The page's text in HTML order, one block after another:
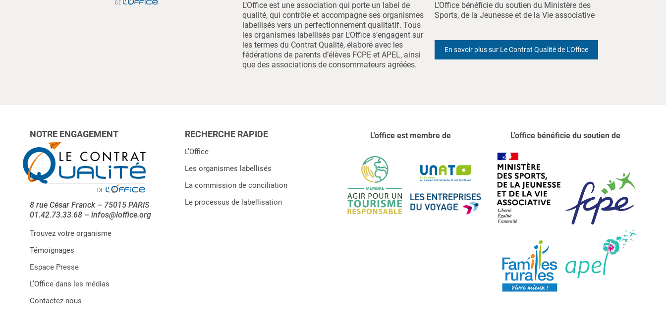
L’Office est une association qui porte un label de
qualité, qui contrôle et accompagne ses organismes
labellisés vers un perfectionnement qualitatif. Tous
les organismes labellisés par L’Office s’engagent sur
les termes du Contrat Qualité, élaboré avec les
fédérations de parents d’élèves FCPE et APEL, ainsi
que des associations de consommateurs agréées.
L'Office bénéficie du soutien du Ministère des
Sports, de la Jeunesse et de la Vie associative
En savoir plus sur Le Contrat Qualité de L'Office
NOTRE ENGAGEMENT
8 rue César Franck – 75015 PARIS
01.42.73.33.68 – infos@loffice.org
Trouvez votre organisme
Témoignages
Espace Presse
L’Office dans les médias
Contactez-nous
RECHERCHE RAPIDE
L’Office
Les organismes labellisés
La commission de conciliation
Le processus de labellisation
L'office est membre de L'office bénéficie du soutien de